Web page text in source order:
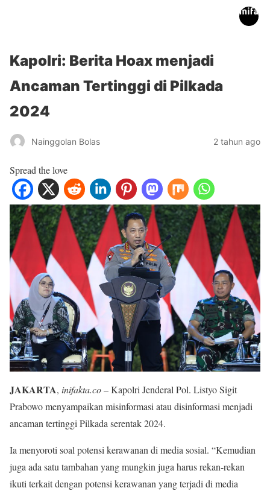
Kapolri: Berita Hoax menjadi
Ancaman Tertinggi di Pilkada
2024
Nainggolan Bolas 2 tahun ago
Spread the love
JAKARTA, inifakta.co– Kapolri Jenderal Pol. Listyo Sigit
Prabowo menyampaikan misinformasi atau disinformasi menjadi
ancaman tertinggi Pilkada serentak 2024.
Ia menyoroti soal potensi kerawanan di media sosial. “Kemudian
juga ada satu tambahan yang mungkin juga harus rekan-rekan
ikuti terkait dengan potensi kerawanan yang terjadi di media